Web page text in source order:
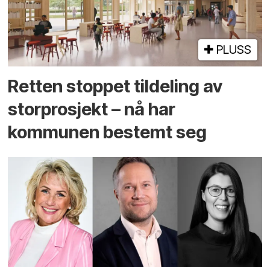
PLUSS
Retten stoppet tildeling av
storprosjekt – nå har
kommunen bestemt seg